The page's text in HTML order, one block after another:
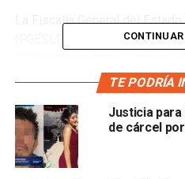
La Fiscalía General del
(FGESLP) trabaja en la
masculino en la comunidad
de Graciano Sánchez.
En respuesta al reporte, la
se trasladó al sitio de los
que se encontraba un
CONTINUAR
TE PODRÍA
Justicia para
de cárcel